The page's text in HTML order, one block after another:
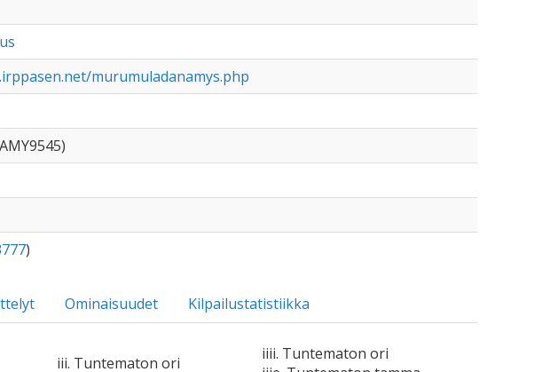
murumuladanamys.php
)
Ominaisuudet Kilpailustatistiikka
iii. Tuntematon ori
iiii. Tuntematon ori